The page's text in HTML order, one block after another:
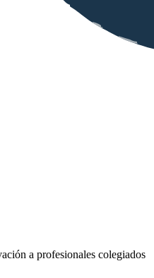
a profesionales colegiados